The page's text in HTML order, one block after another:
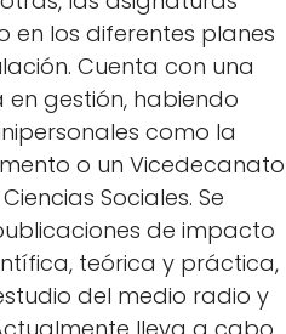
en los diferentes planes
Cuenta con una
gestión, habiendo
como la
o un Vicedecanato
Sociales. Se
de impacto
teórica y práctica,
del medio radio y